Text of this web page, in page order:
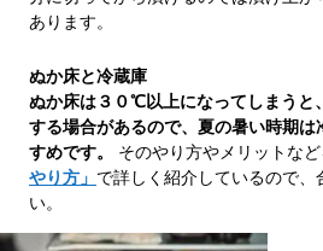
あります。
ぬか床と冷蔵庫
ぬか床は３０℃以上になってしまうと
する場合があるので、夏の暑い時期
すめです。
そのやり方やメリットなど
やり方」 で詳しく紹介しているので、
い。